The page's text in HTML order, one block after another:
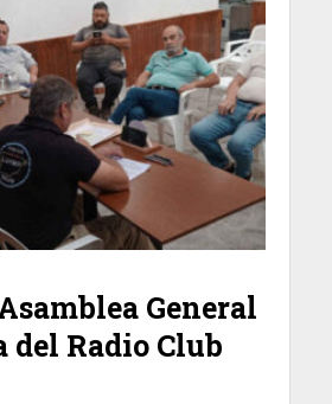
General
del Radio Club